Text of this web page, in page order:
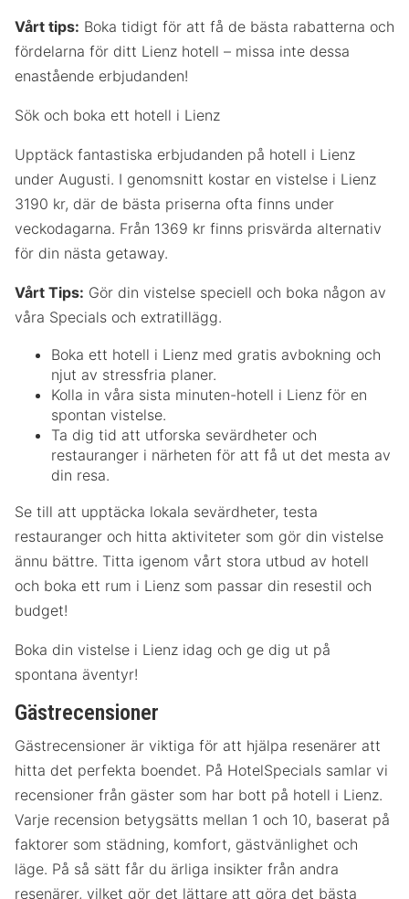
Vårt tips: Boka tidigt för att få de bästa rabatterna och
fördelarna för ditt Lienz hotell – missa inte dessa
enastående erbjudanden!
Sök och boka ett hotell i Lienz
Upptäck fantastiska erbjudanden på hotell i Lienz
under Augusti. I genomsnitt kostar en vistelse i Lienz
3190 kr, där de bästa priserna ofta finns under
veckodagarna. Från 1369 kr finns prisvärda alternativ
för din nästa getaway.
Vårt Tips: Gör din vistelse speciell och boka någon av
våra Specials och extratillägg.
Boka ett hotell i Lienz med gratis avbokning och
njut av stressfria planer.
Kolla in våra sista minuten-hotell i Lienz för en
spontan vistelse.
Ta dig tid att utforska sevärdheter och
restauranger i närheten för att få ut det mesta av
din resa.
Se till att upptäcka lokala sevärdheter, testa
restauranger och hitta aktiviteter som gör din vistelse
ännu bättre. Titta igenom vårt stora utbud av hotell
och boka ett rum i Lienz som passar din resestil och
budget!
Boka din vistelse i Lienz idag och ge dig ut på
spontana äventyr!
Gästrecensioner
Gästrecensioner är viktiga för att hjälpa resenärer att
hitta det perfekta boendet. På HotelSpecials samlar vi
recensioner från gäster som har bott på hotell i Lienz.
Varje recension betygsätts mellan 1 och 10, baserat på
faktorer som städning, komfort, gästvänlighet och
läge. På så sätt får du ärliga insikter från andra
resenärer, vilket gör det lättare att göra det bästa